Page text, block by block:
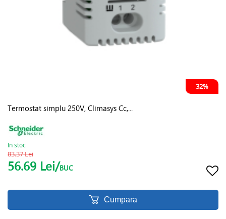
32%
Termostat simplu 250V, Climasys Cc,...
In stoc
83.37 Lei
56.69 Lei/BUC
Cumpara